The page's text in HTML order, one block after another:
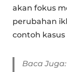
akan fokus
perubahan
contoh
Baca Juga: